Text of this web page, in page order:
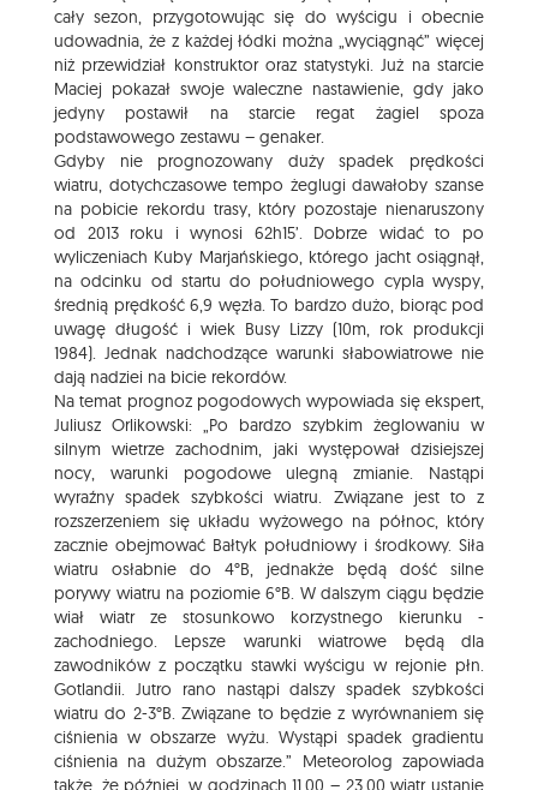
cały sezon, przygotowując się do wyścigu i obecnie
udowadnia, że z każdej łódki można „wyciągnąć” więcej
niż przewidział konstruktor oraz statystyki. Już na starcie
Maciej pokazał swoje waleczne nastawienie, gdy jako
jedyny postawił na starcie regat żagiel spoza
podstawowego zestawu – genaker.
Gdyby nie prognozowany duży spadek prędkości
wiatru, dotychczasowe tempo żeglugi dawałoby szanse
na pobicie rekordu trasy, który pozostaje nienaruszony
od 2013 roku i wynosi 62h15’. Dobrze widać to po
wyliczeniach Kuby Marjańskiego, którego jacht osiągnął,
na odcinku od startu do południowego cypla wyspy,
średnią prędkość 6,9 węzła. To bardzo dużo, biorąc pod
uwagę długość i wiek Busy Lizzy (10m, rok produkcji
1984). Jednak nadchodzące warunki słabowiatrowe nie
dają nadziei na bicie rekordów.
Na temat prognoz pogodowych wypowiada się ekspert,
Juliusz Orlikowski: „Po bardzo szybkim żeglowaniu w
silnym wietrze zachodnim, jaki występował dzisiejszej
nocy, warunki pogodowe ulegną zmianie. Nastąpi
wyraźny spadek szybkości wiatru. Związane jest to z
rozszerzeniem się układu wyżowego na północ, który
zacznie obejmować Bałtyk południowy i środkowy. Siła
wiatru osłabnie do 4°B, jednakże będą dość silne
porywy wiatru na poziomie 6°B. W dalszym ciągu będzie
wiał wiatr ze stosunkowo korzystnego kierunku -
zachodniego. Lepsze warunki wiatrowe będą dla
zawodników z początku stawki wyścigu w rejonie płn.
Gotlandii. Jutro rano nastąpi dalszy spadek szybkości
wiatru do 2-3°B. Związane to będzie z wyrównaniem się
ciśnienia w obszarze wyżu. Wystąpi spadek gradientu
ciśnienia na dużym obszarze.” Meteorolog zapowiada